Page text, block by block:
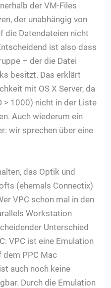
der VM-Files
der unabhängig von
die Datendateien nicht
ist also dass
– der die Datei
besitzt. Das erklärt
mit OS X Server, da
> 1000) nicht in der Liste
Auch wiederum ein
wir sprechen über eine
das Optik und
(ehemals Connectix)
VPC schon mal in den
Workstation
Unterschied
VPC ist eine Emulation
PPC Mac
auch noch keine
Durch die Emulation